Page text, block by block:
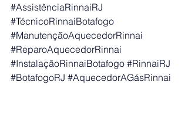
#AssistênciaRinnaiRJ
#TécnicoRinnaiBotafogo
#ManutençãoAquecedorRinnai
#ReparoAquecedorRinnai
#InstalaçãoRinnaiBotafogo #RinnaiRJ
#BotafogoRJ #AquecedorAGásRinnai